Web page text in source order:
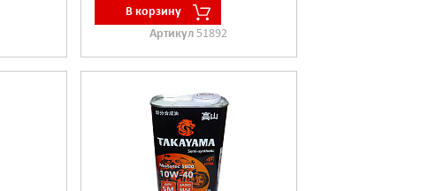
В корзину
Артикул51892